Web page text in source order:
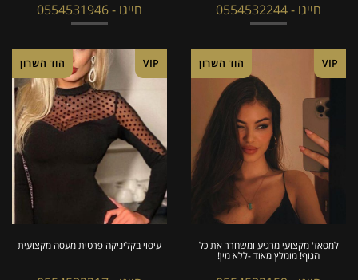
חייגו - 0554531946 חייגו - 0554532244
הוד השרון VIP
עיסוי בקליניקה פרטית מעסה מקצועית
הוד השרון VIP
למסאז' מקצועי מרגיע ומשחרר את כל
הגוף! מומלץ מאוד -ללא מין!